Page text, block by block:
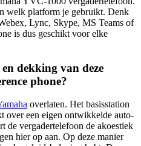
welk platform je gebruikt. Denk
Lync, Skype, MS Teams of
is dus geschikt voor elke
dekking van deze
phone?
overlaten. Het basisstation
over een eigen ontwikkelde auto-
de vergadertelefoon de akoestiek
hier op aan. Op deze manier